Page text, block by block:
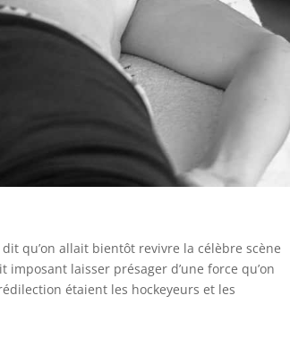
qu’on allait bientôt revivre la célèbre scène
laisser présager d’une force qu’on
étaient les hockeyeurs et les